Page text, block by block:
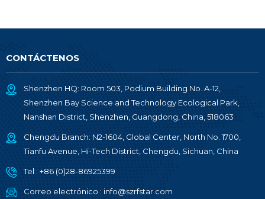
CONTÁCTENOS
Shenzhen HQ: Room 503, Podium Building No. A-12,
Shenzhen Bay Science and Technology Ecological Park,
Nanshan District, Shenzhen, Guangdong, China, 518063
Chengdu Branch: N2-1604, Global Center, North No. 1700,
Tianfu Avenue, Hi-Tech District, Chengdu, Sichuan, China
Tel : +86 (0)28-86925399
Correo electrónico : info@szrfstar.com